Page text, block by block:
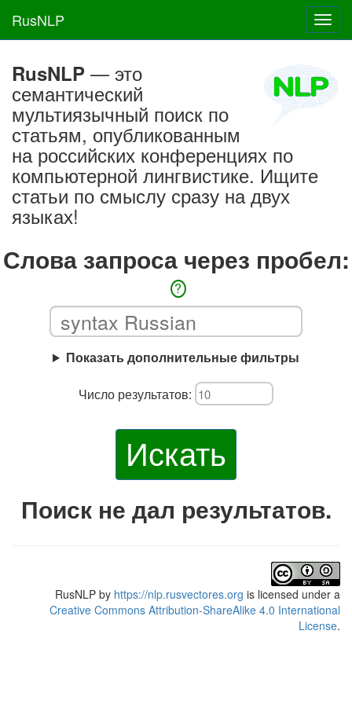
RusNLP
RusNLP — это
семантический
мультиязычный поиск по
статьям, опубликованным
на российских конференциях по
компьютерной лингвистике. Ищите
статьи по смыслу сразу на двух
языках!
Слова запроса через пробел:
?
Показать дополнительные фильтры
Число результатов:
Искать
Поиск не дал результатов.
RusNLP by https://nlp.rusvectores.org is licensed under a
Creative Commons Attribution-ShareAlike 4.0 International
License.